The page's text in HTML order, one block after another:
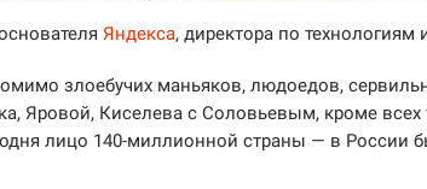
Яндекса, директора по
злоебучих маньяков, людоедов,
Яровой, Киселева с Соловьевым, кроме всех
лицо 140-миллионной страны — в России